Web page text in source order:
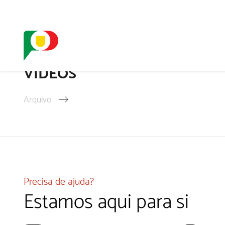
VIDEOS
Arquivo
Precisa de ajuda?
Estamos aqui para si